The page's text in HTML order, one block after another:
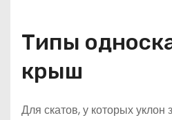
Типы
крыш
Для скатов, у которых уклон